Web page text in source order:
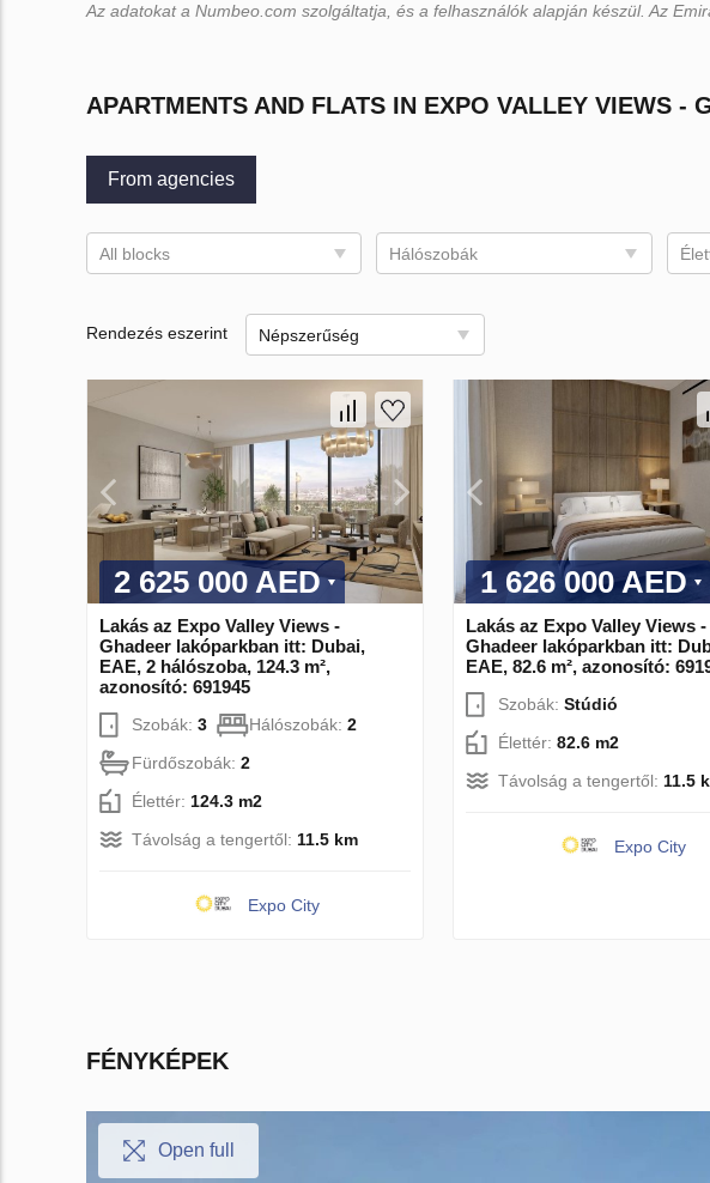
Az adatokat a Numbeo.com szolgáltatja, és a felhasználók alapján készül. Az
APARTMENTS AND FLATS IN EXPO VALLEY VIEWS -
From agencies
All blocks Hálószobák
Rendezés eszerint Népszerűség
2 625 000 AED
Lakás az Expo Valley Views -
Ghadeer lakóparkban itt: Dubai,
EAE, 2 hálószoba, 124.3 m²,
azonosító: 691945
Szobák: 3 Hálószobák: 2
Fürdőszobák: 2
Élettér: 124.3 m2
Távolság a tengertől: 11.5 km
Expo City
1 626 000 AED
Lakás az Expo Valley Views -
Ghadeer lakóparkban itt:
EAE, 82.6 m², azonosító:
Szobák: Stúdió
Élettér: 82.6 m2
Távolság a tengertől: 11.5
Expo City
FÉNYKÉPEK
Open full